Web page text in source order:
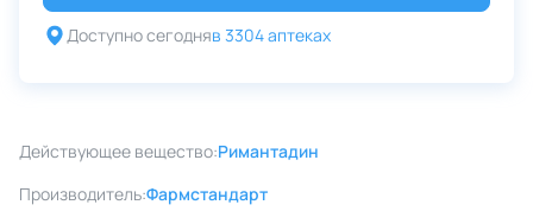
Доступно сегодняв 3304 аптеках
Действующее вещество:Римантадин
Производитель:Фармстандарт